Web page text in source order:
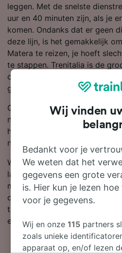
leggen. Met de snelste
uur en 40 minuten zijn, als je
komen. Ondanks dat er geen
deze lijn, is het gemakkelijk
Matera te reizen, je hoeft
te stappen. Trenitalia is de
op deze route, dus
gedurende je hele of een deel
Gebruik onze reisplanner
naar goedkope kaartjes te
hoeveel korting je krijgt op
naar Matera als je van tevoren
Wil je je treinkaartjes naar
langer en zoek ze dan
meer wilt weten over je reis,
dienstregeling, tips voor het
treinkaartjes en veelgestelde
en laatste treinen.
Wij vinden
Bedankt voor je
We weten dat het
gegevens een grote
is. Hier kun je lezen
voor je gegevens.
Wij en onze115 partners
zoals unieke
apparaat op, en/of lezen